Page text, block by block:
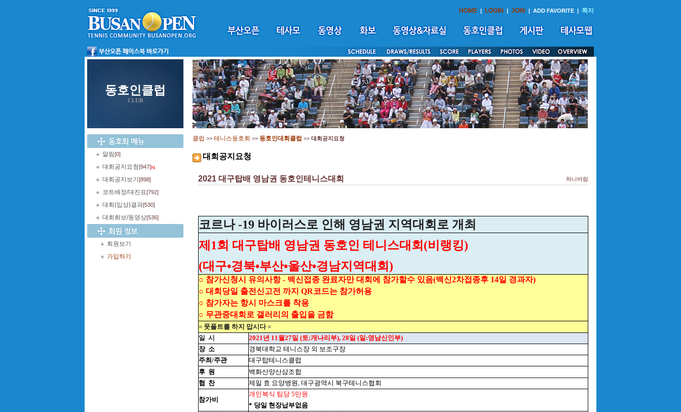
HOME | LOGIN | JOIN | ADD FAVORITE | 쪽지
동호인클럽
CLUB
알림[0]
대회공지요청[947]
대회공지보기 [898]
코트배정/대진표[792]
대회(입상)결과[530]
대회화보/동영상[536]
회원보기
가입하기
클럽 >> 테니스동호회 >> 동호인대회클럽 >> 대회공지요청
대회공지요청
2021 대구탑배 영남권 동호인테니스대회 하니바람
코르나 -19 바이러스로 인해 영남권 지역대회로 개최
제1회 대구탑배 영남권 동호인 테니스대회(비랭킹)
(대구•경북•부산•울산•경남지역대회)
○ 참가신청시 유의사항 - 백신접종 완료자만 대회에 참가할수 있음(백신2차접종후 14일 경과자)
○ 대회당일 출전신고전 까지 QR코드는 참가허용
○ 참가자는 항시 마스크를 착용
○ 무관중대회로 갤러리의 출입을 금함
= 풋폴트를 하지 맙시다 =
일 시
2021년 11월27일 (토:개나리부), 28일 (일:영남신인부)
장 소
경북대학교 테니스장 외 보조구장
주최/주관
대구탑테니스클럽
후 원
백화산양산삼조합
협 찬 제일 효 요양병원, 대구광역시 북구테니스협회
참가비
개인복식 팀당 5만원
* 당일 현장납부없음